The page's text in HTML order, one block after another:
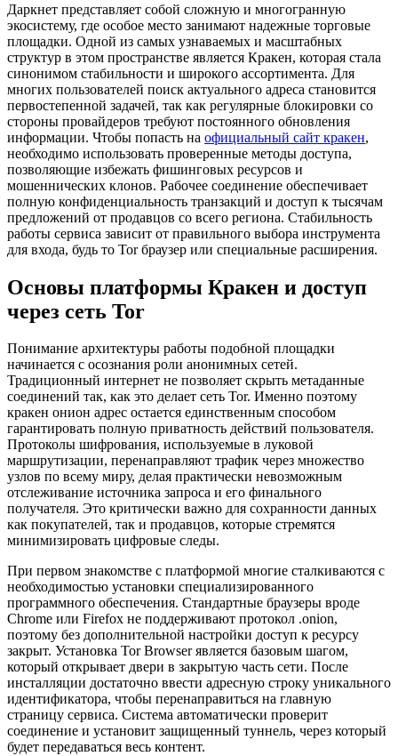
Даркнет представляет собой сложную и многогранную
экосистему, где особое место занимают надежные торговые
площадки. Одной из самых узнаваемых и масштабных
структур в этом пространстве является Кракен, которая стала
синонимом стабильности и широкого ассортимента. Для
многих пользователей поиск актуального адреса становится
первостепенной задачей, так как регулярные блокировки со
стороны провайдеров требуют постоянного обновления
информации. Чтобы попасть на официальный сайт кракен,
необходимо использовать проверенные методы доступа,
позволяющие избежать фишинговых ресурсов и
мошеннических клонов. Рабочее соединение обеспечивает
полную конфиденциальность транзакций и доступ к тысячам
предложений от продавцов со всего региона. Стабильность
работы сервиса зависит от правильного выбора инструмента
для входа, будь то Tor браузер или специальные расширения.
Основы платформы Кракен и доступ
через сеть Tor
Понимание архитектуры работы подобной площадки
начинается с осознания роли анонимных сетей.
Традиционный интернет не позволяет скрыть метаданные
соединений так, как это делает сеть Tor. Именно поэтому
кракен онион адрес остается единственным способом
гарантировать полную приватность действий пользователя.
Протоколы шифрования, используемые в луковой
маршрутизации, перенаправляют трафик через множество
узлов по всему миру, делая практически невозможным
отслеживание источника запроса и его финального
получателя. Это критически важно для сохранности данных
как покупателей, так и продавцов, которые стремятся
минимизировать цифровые следы.
При первом знакомстве с платформой многие сталкиваются с
необходимостью установки специализированного
программного обеспечения. Стандартные браузеры вроде
Chrome или Firefox не поддерживают протокол .onion,
поэтому без дополнительной настройки доступ к ресурсу
закрыт. Установка Tor Browser является базовым шагом,
который открывает двери в закрытую часть сети. После
инсталляции достаточно ввести адресную строку уникального
идентификатора, чтобы перенаправиться на главную
страницу сервиса. Система автоматически проверит
соединение и установит защищенный туннель, через который
будет передаваться весь контент.